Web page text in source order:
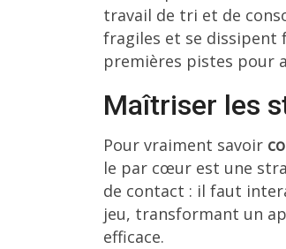
travail de tri et de
fragiles et se dissipent
premières pistes pour
Maîtriser les
Pour vraiment savoir
le par cœur est une
de contact : il faut
jeu, transformant un
efficace.